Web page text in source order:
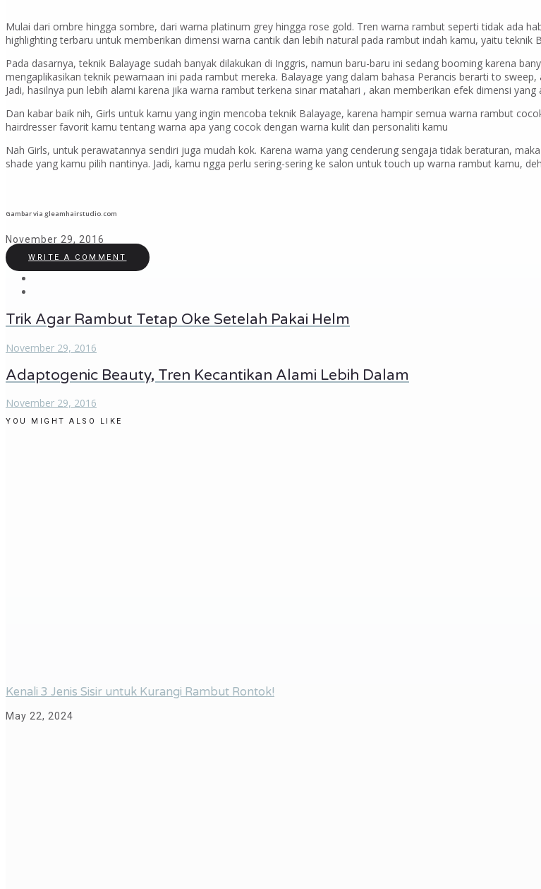
Mulai dari ombre hingga sombre, dari warna platinum grey hingga rose gold. Tren warna rambut seperti tidak ada
highlighting terbaru untuk memberikan dimensi warna cantik dan lebih natural pada rambut indah kamu, yaitu teknik
Pada dasarnya, teknik Balayage sudah banyak dilakukan di Inggris, namun baru-baru ini sedang booming karena
mengaplikasikan teknik pewarnaan ini pada rambut mereka. Balayage yang dalam bahasa Perancis berarti to
Jadi, hasilnya pun lebih alami karena jika warna rambut terkena sinar matahari , akan memberikan efek dimensi yang
Dan kabar baik nih, Girls untuk kamu yang ingin mencoba teknik Balayage, karena hampir semua warna rambut
hairdresser favorit kamu tentang warna apa yang cocok dengan warna kulit dan personaliti kamu
Nah Girls, untuk perawatannya sendiri juga mudah kok. Karena warna yang cenderung sengaja tidak beraturan,
shade yang kamu pilih nantinya. Jadi, kamu ngga perlu sering-sering ke salon untuk touch up warna rambut kamu,
Gambar via gleamhairstudio.com
November 29, 2016
WRITE A COMMENT
Trik Agar Rambut Tetap Oke Setelah Pakai Helm
November 29, 2016
Adaptogenic Beauty, Tren Kecantikan Alami Lebih Dalam
November 29, 2016
YOU MIGHT ALSO LIKE
Kenali 3 Jenis Sisir untuk Kurangi Rambut Rontok!
May 22, 2024